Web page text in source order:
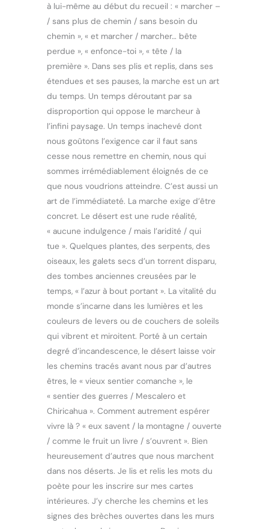
à lui-même au début du recueil : « marcher –
/ sans plus de chemin / sans besoin du
chemin », « et marcher / marcher… bête
perdue », « enfonce-toi », « tête / la
première ». Dans ses plis et replis, dans ses
étendues et ses pauses, la marche est un art
du temps. Un temps déroutant par sa
disproportion qui oppose le marcheur à
l’infini paysage. Un temps inachevé dont
nous goûtons l’exigence car il faut sans
cesse nous remettre en chemin, nous qui
sommes irrémédiablement éloignés de ce
que nous voudrions atteindre. C’est aussi un
art de l’immédiateté. La marche exige d’être
concret. Le désert est une rude réalité,
« aucune indulgence / mais l’aridité / qui
tue ». Quelques plantes, des serpents, des
oiseaux, les galets secs d’un torrent disparu,
des tombes anciennes creusées par le
temps, « l’azur à bout portant ». La vitalité du
monde s’incarne dans les lumières et les
couleurs de levers ou de couchers de soleils
qui vibrent et miroitent. Porté à un certain
degré d’incandescence, le désert laisse voir
les chemins tracés avant nous par d’autres
êtres, le « vieux sentier comanche », le
« sentier des guerres / Mescalero et
Chiricahua ». Comment autrement espérer
vivre là ? « eux savent / la montagne / ouverte
/ comme le fruit un livre / s’ouvrent ». Bien
heureusement d’autres que nous marchent
dans nos déserts. Je lis et relis les mots du
poète pour les inscrire sur mes cartes
intérieures. J’y cherche les chemins et les
signes des brèches ouvertes dans les murs